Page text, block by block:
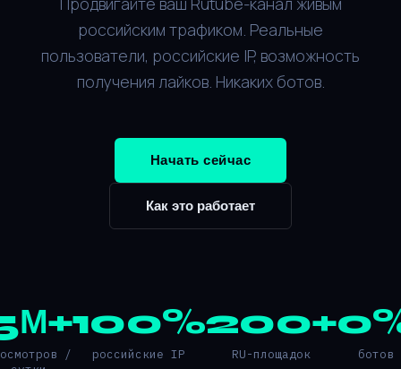
российским трафиком. Реальные
пользователи, российские IP, возможность
получения лайков. Никаких ботов.
Начать сейчас
Как это работает
/
100%
российские IP
200+
RU-площадок ботов